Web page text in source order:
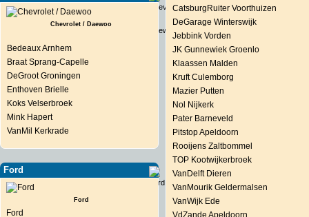
Chevrolet / Daewoo
Bedeaux Arnhem
Braat Sprang-Capelle
DeGroot Groningen
Enthoven Brielle
Koks Velserbroek
Mink Hapert
VanMil Kerkrade
Ford
Ford
Ford
CatsburgRuiter Voorthuizen
DeGarage Winterswijk
Jebbink Vorden
JK Gunnewiek Groenlo
Klaassen Malden
Kruft Culemborg
Mazier Putten
Nol Nijkerk
Pater Barneveld
Pitstop Apeldoorn
Rooijens Zaltbommel
TOP Kootwijkerbroek
VanDelft Dieren
VanMourik Geldermalsen
VanWijk Ede
VdZande Apeldoorn